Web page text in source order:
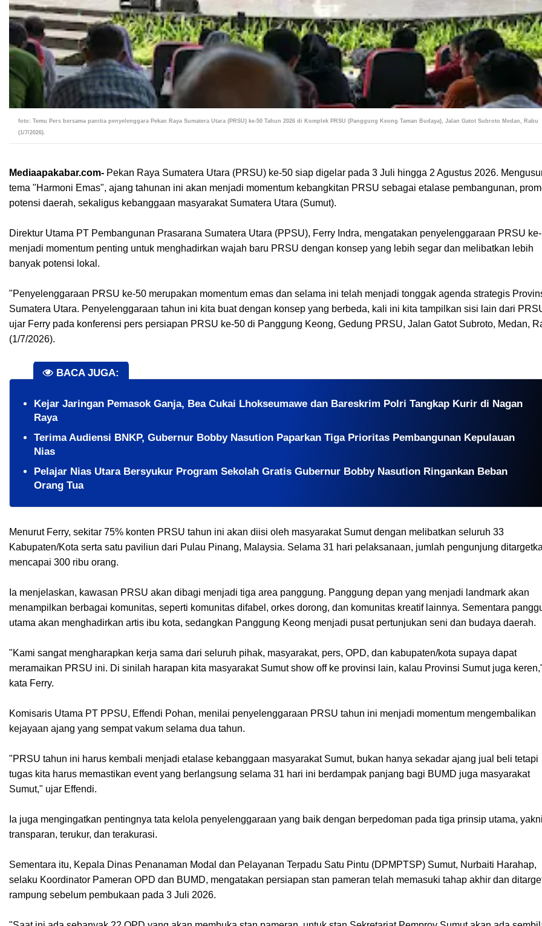
foto: Temu Pers bersama panitia penyelenggara Pekan Raya Sumatera Utara (PRSU) ke-50 Tahun 2026 di Komplek PRSU (Panggung Keong Taman Budaya), Jalan Gatot Subroto Medan, Rabu
(1/7/2026).
Mediaapakabar.com- Pekan Raya Sumatera Utara (PRSU) ke-50 siap digelar pada 3 Juli hingga 2 Agustus 2026.
tema "Harmoni Emas", ajang tahunan ini akan menjadi momentum kebangkitan PRSU sebagai etalase pembangunan,
potensi daerah, sekaligus kebanggaan masyarakat Sumatera Utara (Sumut).
Direktur Utama PT Pembangunan Prasarana Sumatera Utara (PPSU), Ferry Indra, mengatakan penyelenggaraan PRSU
menjadi momentum penting untuk menghadirkan wajah baru PRSU dengan konsep yang lebih segar dan melibatkan lebih
banyak potensi lokal.
"Penyelenggaraan PRSU ke-50 merupakan momentum emas dan selama ini telah menjadi tonggak agenda strategis
Sumatera Utara. Penyelenggaraan tahun ini kita buat dengan konsep yang berbeda, kali ini kita tampilkan sisi lain dari
ujar Ferry pada konferensi pers persiapan PRSU ke-50 di Panggung Keong, Gedung PRSU, Jalan Gatot Subroto, Medan,
(1/7/2026).
BACA JUGA:
Kejar Jaringan Pemasok Ganja, Bea Cukai Lhokseumawe dan Bareskrim Polri Tangkap Kurir di Nagan
Raya
Terima Audiensi BNKP, Gubernur Bobby Nasution Paparkan Tiga Prioritas Pembangunan Kepulauan
Nias
Pelajar Nias Utara Bersyukur Program Sekolah Gratis Gubernur Bobby Nasution Ringankan Beban
Orang Tua
Menurut Ferry, sekitar 75% konten PRSU tahun ini akan diisi oleh masyarakat Sumut dengan melibatkan seluruh 33
Kabupaten/Kota serta satu paviliun dari Pulau Pinang, Malaysia. Selama 31 hari pelaksanaan, jumlah pengunjung
mencapai 300 ribu orang.
Ia menjelaskan, kawasan PRSU akan dibagi menjadi tiga area panggung. Panggung depan yang menjadi landmark akan
menampilkan berbagai komunitas, seperti komunitas difabel, orkes dorong, dan komunitas kreatif lainnya. Sementara
utama akan menghadirkan artis ibu kota, sedangkan Panggung Keong menjadi pusat pertunjukan seni dan budaya daerah.
"Kami sangat mengharapkan kerja sama dari seluruh pihak, masyarakat, pers, OPD, dan kabupaten/kota supaya dapat
meramaikan PRSU ini. Di sinilah harapan kita masyarakat Sumut show off ke provinsi lain, kalau Provinsi Sumut juga
kata Ferry.
Komisaris Utama PT PPSU, Effendi Pohan, menilai penyelenggaraan PRSU tahun ini menjadi momentum mengembalikan
kejayaan ajang yang sempat vakum selama dua tahun.
"PRSU tahun ini harus kembali menjadi etalase kebanggaan masyarakat Sumut, bukan hanya sekadar ajang jual beli tetapi
tugas kita harus memastikan event yang berlangsung selama 31 hari ini berdampak panjang bagi BUMD juga masyarakat
Sumut," ujar Effendi.
Ia juga mengingatkan pentingnya tata kelola penyelenggaraan yang baik dengan berpedoman pada tiga prinsip utama, yakni
transparan, terukur, dan terakurasi.
Sementara itu, Kepala Dinas Penanaman Modal dan Pelayanan Terpadu Satu Pintu (DPMPTSP) Sumut, Nurbaiti Harahap,
selaku Koordinator Pameran OPD dan BUMD, mengatakan persiapan stan pameran telah memasuki tahap akhir dan
rampung sebelum pembukaan pada 3 Juli 2026.